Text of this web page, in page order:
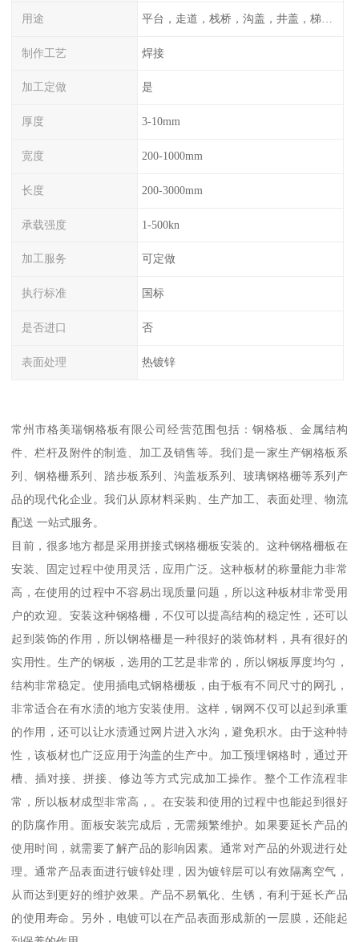
用途 平台，走道，栈桥，沟盖，井盖，梯子，围栏等
制作工艺 焊接
加工定做 是
厚度 3-10mm
宽度 200-1000mm
长度 200-3000mm
承载强度 1-500kn
加工服务 可定做
执行标准 国标
是否进口 否
表面处理 热镀锌
常州市格美瑞钢格板有限公司经营范围包括：钢格板、金属结构
件、栏杆及附件的制造、加工及销售等。我们是一家生产钢格板系
列、钢格栅系列、踏步板系列、沟盖板系列、玻璃钢格栅等系列产
品的现代化企业。我们从原材料采购、生产加工、表面处理、物流
配送 一站式服务。
目前，很多地方都是采用拼接式钢格栅板安装的。这种钢格栅板在
安装、固定过程中使用灵活，应用广泛。这种板材的称量能力非常
高，在使用的过程中不容易出现质量问题，所以这种板材非常受用
户的欢迎。安装这种钢格栅，不仅可以提高结构的稳定性，还可以
起到装饰的作用，所以钢格栅是一种很好的装饰材料，具有很好的
实用性。生产的钢板，选用的工艺是非常的，所以钢板厚度均匀，
结构非常稳定。使用插电式钢格栅板，由于板有不同尺寸的网孔，
非常适合在有水渍的地方安装使用。这样，钢网不仅可以起到承重
的作用，还可以让水渍通过网片进入水沟，避免积水。由于这种特
性，该板材也广泛应用于沟盖的生产中。加工预埋钢格时，通过开
槽、插对接、拼接、修边等方式完成加工操作。整个工作流程非
常，所以板材成型非常高，。在安装和使用的过程中也能起到很好
的防腐作用。面板安装完成后，无需频繁维护。如果要延长产品的
使用时间，就需要了解产品的影响因素。通常对产品的外观进行处
理。通常产品表面进行镀锌处理，因为镀锌层可以有效隔离空气，
从而达到更好的维护效果。产品不易氧化、生锈，有利于延长产品
的使用寿命。另外，电镀可以在产品表面形成新的一层膜，还能起